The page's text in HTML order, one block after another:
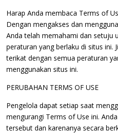
Harap Anda membaca Terms of
Dengan mengakses dan
Anda telah memahami dan setuju
peraturan yang berlaku di situs ini.
terikat dengan semua peraturan
menggunakan situs ini.
PERUBAHAN TERMS OF USE
Pengelola dapat setiap saat
mengurangi Terms of Use ini.
tersebut dan karenanya secara